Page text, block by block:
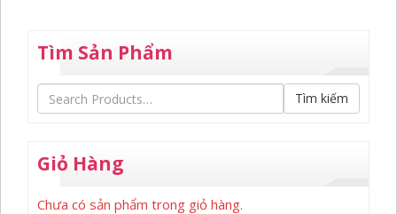
Tìm Sản Phẩm
Tìm kiếm
Giỏ Hàng
Chưa có sản phẩm trong giỏ hàng.